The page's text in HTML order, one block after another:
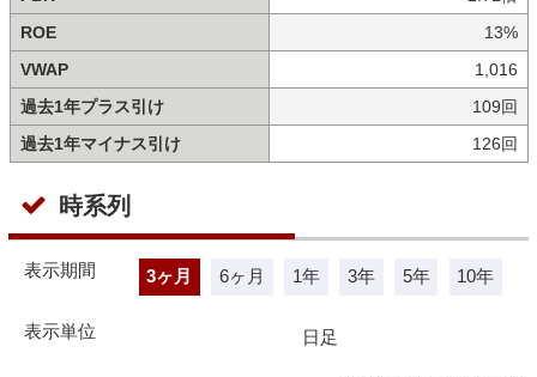
ROE
13%
VWAP
1,016
過去1年プラス引け
109回
過去1年マイナス引け
126回
時系列
表示期間 3ヶ月 6ヶ月 1年 3年 5年 10年
表示単位 日足